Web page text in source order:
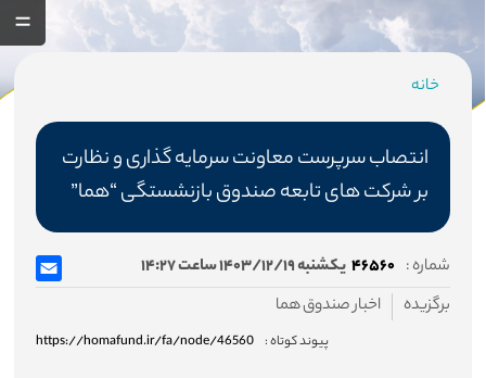
صفحه اصلی
صندوق
درباره صندوق
مسیر
خانه
انتصاب سرپرست معاونت سرمایه گذاری و نظارت
بر شرکت های تابعه صندوق بازنشستگی “هما”
شماره : ۴۶۵۶۰ یکشنبه ۱۴۰۳/۱۲/۱۹ ساعت ۱۴:۲۷
برگزیده
اخبار صندوق هما
پیوند کوتاه : https://homafund.ir/fa/node/46560